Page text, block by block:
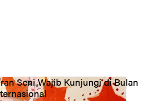
Seni Wajib Kunjungi di Bulan